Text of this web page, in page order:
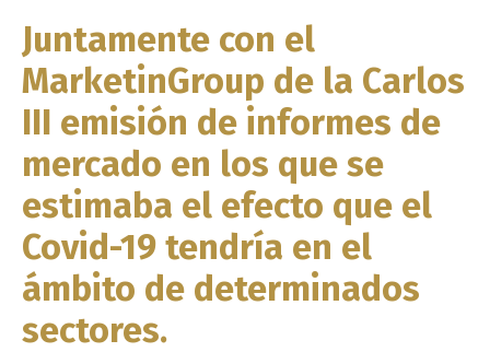
Juntamente con el
MarketinGroup de la Carlos
III emisión de informes de
mercado en los que se
estimaba el efecto que el
Covid-19 tendría en el
ámbito de determinados
sectores.